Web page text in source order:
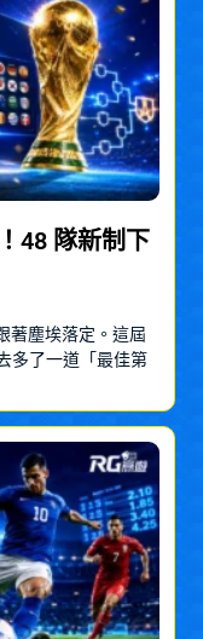
48 隊新制下
著塵埃落定。這屆
多了一道「最佳第